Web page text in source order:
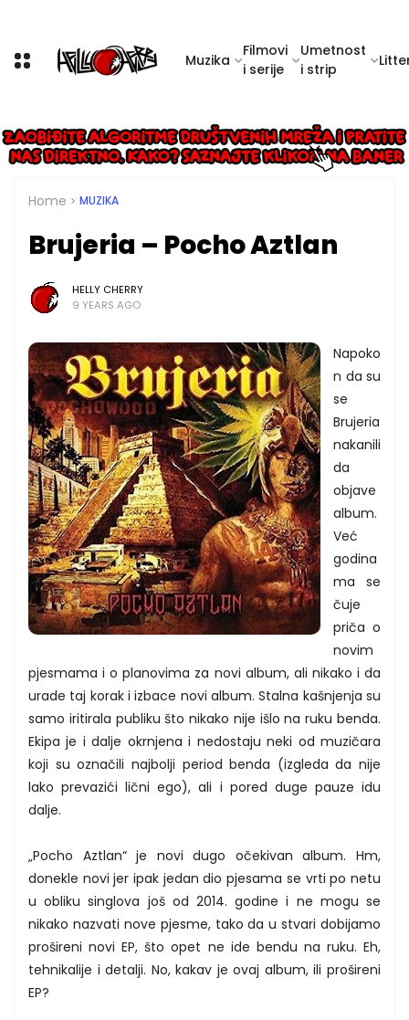
Muzika
Filmovi
i serije
Umetnost
i strip
Home MUZIKA
Brujeria – Pocho Aztlan
HELLY CHERRY
9 YEARS AGO
Napoko
n da su
se
Brujeria
nakanili
da
objave
album.
Već
godina
ma se
čuje
priča o
novim
pjesmama i o planovima za novi album, ali nikako i da
urade taj korak i izbace novi album. Stalna kašnjenja su
samo iritirala publiku što nikako nije išlo na ruku benda.
Ekipa je i dalje okrnjena i nedostaju neki od muzičara
koji su označili najbolji period benda (izgleda da nije
lako prevazići lični ego), ali i pored duge pauze idu
dalje.
„Pocho Aztlan“ je novi dugo očekivan album. Hm,
donekle novi jer ipak jedan dio pjesama se vrti po netu
u obliku singlova još od 2014. godine i ne mogu se
nikako nazvati nove pjesme, tako da u stvari dobijamo
prošireni novi EP, što opet ne ide bendu na ruku. Eh,
tehnikalije i detalji. No, kakav je ovaj album, ili prošireni
EP?